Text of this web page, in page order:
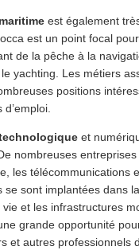
est également
est un point focal
de la pêche à la
yachting. Les métiers
positions
et
nombreuses
les télécommunications
se sont implantées dans
vie et les infrastructures
grande opportunité
et autres professionnels